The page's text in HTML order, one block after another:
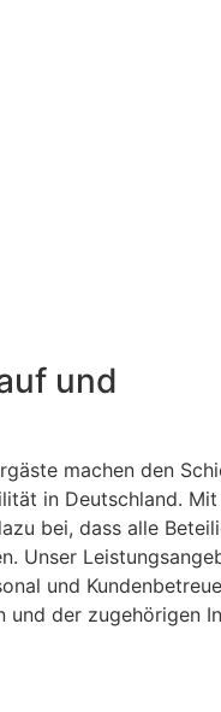
und
machen den
in Deutschland.
bei, dass alle
Unser
und
und der zugehörigen